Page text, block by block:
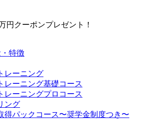
レーニング
レーニング基礎コース
レーニングプロコース
ング
得パックコース〜奨学金制度つき〜